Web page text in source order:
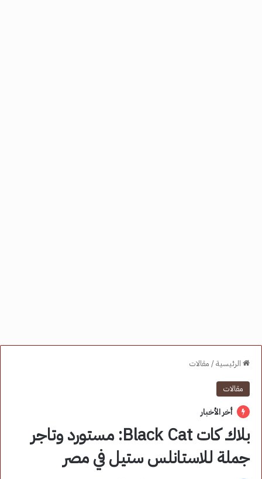
الرئيسية/ مقالات
مقالات
أخر الأخبار
بلاك كات Black Cat: مستورد وتاجر
جملة للاستانلس ستيل في مصر